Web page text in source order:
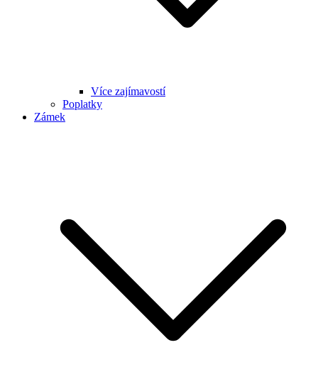
Více zajímavostí
Poplatky
Zámek